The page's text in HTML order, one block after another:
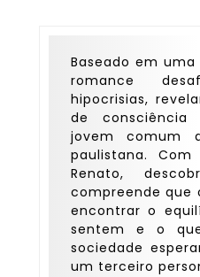
Baseado em
romance
hipocrisias,
de
jovem comum
paulistana.
Renato,
compreende que
encontrar o
sentem e o
sociedade
um terceiro